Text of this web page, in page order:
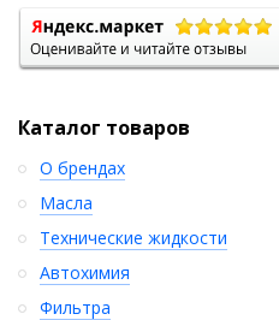
Каталог товаров
О брендах
Масла
Технические жидкости
Автохимия
Фильтра